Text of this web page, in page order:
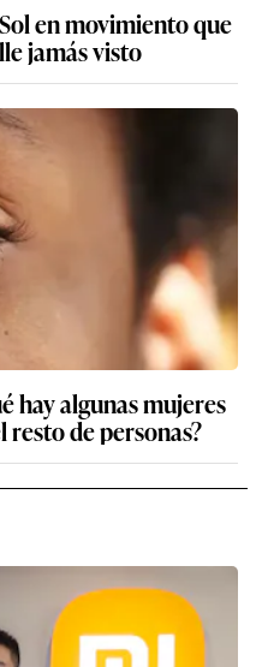
en movimiento que
jamás visto
hay algunas mujeres
resto de personas?